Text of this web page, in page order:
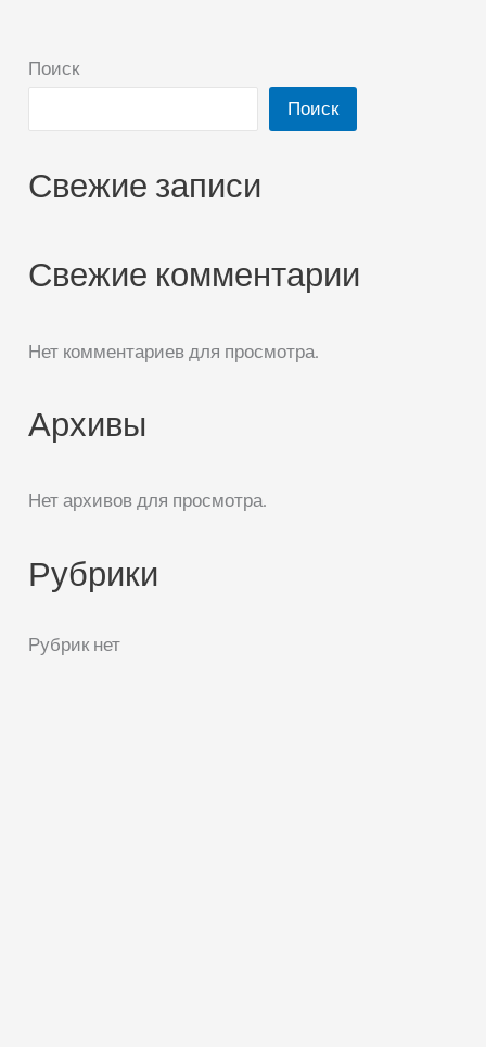
Поиск
Поиск
Свежие записи
Свежие комментарии
Нет комментариев для просмотра.
Архивы
Нет архивов для просмотра.
Рубрики
Рубрик нет